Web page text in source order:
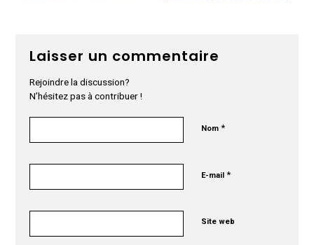
Laisser un commentaire
Rejoindre la discussion?
N’hésitez pas à contribuer !
Nom*
E-mail*
Site web